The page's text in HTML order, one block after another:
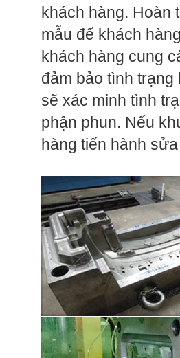
khách hàng. Hoàn
mẫu để khách
khách hàng cung
đảm bảo tình
sẽ xác minh tình
phận phun. Nếu
hàng tiến hành